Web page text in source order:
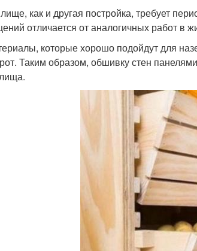
как и другая постройка, требует
отличается от аналогичных работ в
которые хорошо подойдут для
Таким образом, обшивку стен